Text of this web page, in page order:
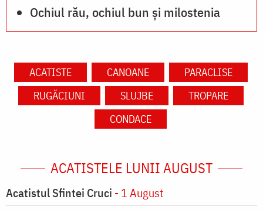
Ochiul rău, ochiul bun și milostenia
ACATISTE CANOANE
PARACLISE
RUGĂCIUNI
SLUJBE
TROPARE
CONDACE
ACATISTELE LUNII AUGUST
Acatistul Sfintei Cruci - 1 August